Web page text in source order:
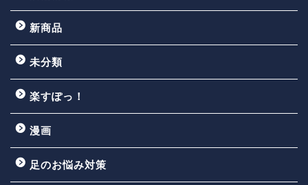
新商品
未分類
楽すぽっ！
漫画
足のお悩み対策